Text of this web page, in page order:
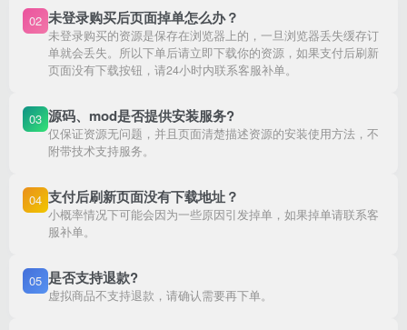
02 未登录购买后页面掉单怎么办？
未登录购买的资源是保存在浏览器上的，一旦浏览器丢失缓存订
单就会丢失。所以下单后请立即下载你的资源，如果支付后刷新
页面没有下载按钮，请24小时内联系客服补单。
03 源码、mod是否提供安装服务?
仅保证资源无问题，并且页面清楚描述资源的安装使用方法，不
附带技术支持服务。
04 支付后刷新页面没有下载地址？
小概率情况下可能会因为一些原因引发掉单，如果掉单请联系客
服补单。
05 是否支持退款?
虚拟商品不支持退款，请确认需要再下单。